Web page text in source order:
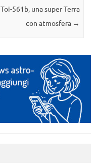
Toi-561b, una super Terra
con atmosfera →